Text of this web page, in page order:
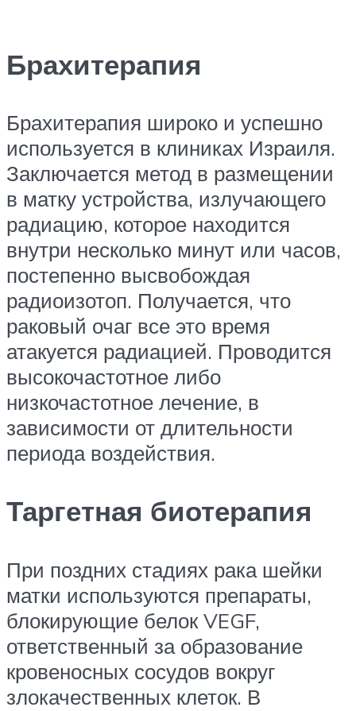
Брахитерапия
Брахитерапия широко и успешно
используется в клиниках Израиля.
Заключается метод в размещении
в матку устройства, излучающего
радиацию, которое находится
внутри несколько минут или часов,
постепенно высвобождая
радиоизотоп. Получается, что
раковый очаг все это время
атакуется радиацией. Проводится
высокочастотное либо
низкочастотное лечение, в
зависимости от длительности
периода воздействия.
Таргетная биотерапия
При поздних стадиях рака шейки
матки используются препараты,
блокирующие белок VEGF,
ответственный за образование
кровеносных сосудов вокруг
злокачественных клеток. В